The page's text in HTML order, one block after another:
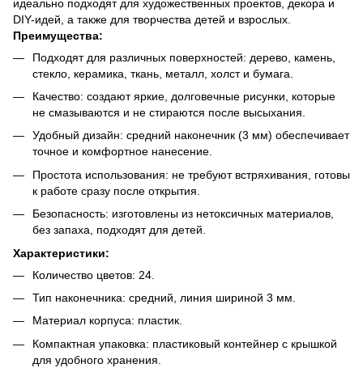
идеально подходят для художественных проектов, декора и
DIY-идей, а также для творчества детей и взрослых.
Преимущества:
Подходят для различных поверхностей: дерево, камень,
стекло, керамика, ткань, металл, холст и бумага.
Качество: создают яркие, долговечные рисунки, которые
не смазываются и не стираются после высыхания.
Удобный дизайн: средний наконечник (3 мм) обеспечивает
точное и комфортное нанесение.
Простота использования: не требуют встряхивания, готовы
к работе сразу после открытия.
Безопасность: изготовлены из нетоксичных материалов,
без запаха, подходят для детей.
Характеристики:
Количество цветов: 24.
Тип наконечника: средний, линия шириной 3 мм.
Материал корпуса: пластик.
Компактная упаковка: пластиковый контейнер с крышкой
для удобного хранения.